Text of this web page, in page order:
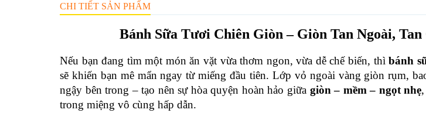
CHI TIẾT SẢN PHẨM
Bánh Sữa Tươi Chiên Giòn – Giòn Tan Ngoài,
Nếu bạn đang tìm một món ăn vặt vừa thơm ngon, vừa dễ chế biến, thì bánh
sẽ khiến bạn mê mẩn ngay từ miếng đầu tiên. Lớp vỏ ngoài vàng giòn rụm,
ngậy bên trong – tạo nên sự hòa quyện hoàn hảo giữa giòn – mềm – ngọt nhẹ
trong miệng vô cùng hấp dẫn.